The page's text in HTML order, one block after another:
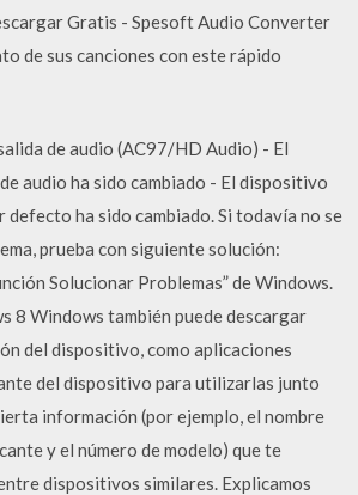
Gratis - Spesoft Audio Converter
de sus canciones con este rápido
de audio (AC97/HD Audio) - El
audio ha sido cambiado - El dispositivo
defecto ha sido cambiado. Si todavía no se
prueba con siguiente solución:
Solucionar Problemas” de Windows.
8 Windows también puede descargar
del dispositivo, como aplicaciones
del dispositivo para utilizarlas junto
información (por ejemplo, el nombre
y el número de modelo) que te
dispositivos similares. Explicamos